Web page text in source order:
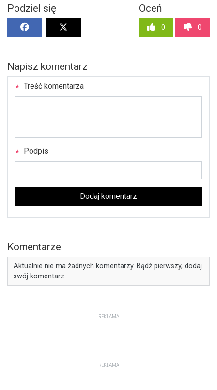
Podziel się Oceń
0 0
Napisz komentarz
Treść komentarza
Podpis
Dodaj komentarz
Komentarze
Aktualnie nie ma żadnych komentarzy. Bądź pierwszy, dodaj
swój komentarz.
REKLAMA
REKLAMA